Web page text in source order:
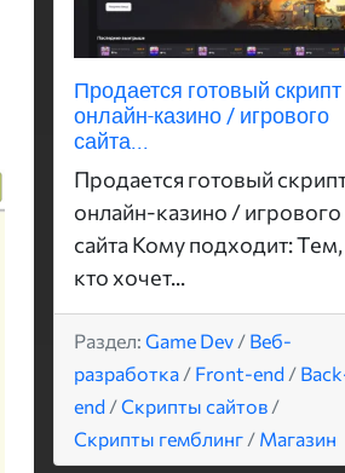
Продается готовый скрипт
онлайн-казино / игрового
сайта...
Продается готовый
онлайн-казино / игрового
сайта Кому подходит: Тем,
кто хочет...
Раздел: Game Dev / Веб-
разработка / Front-end /
end /Скрипты сайтов /
Скрипты гемблинг / Магазин